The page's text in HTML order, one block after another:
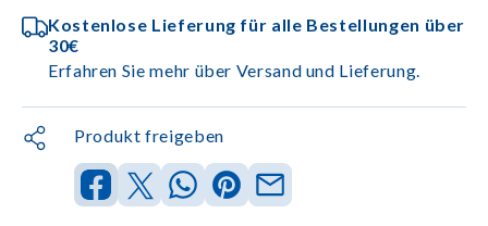
Kostenlose Lieferung für alle Bestellungen über
30€
Erfahren Sie mehr über Versand und Lieferung.
Produkt freigeben